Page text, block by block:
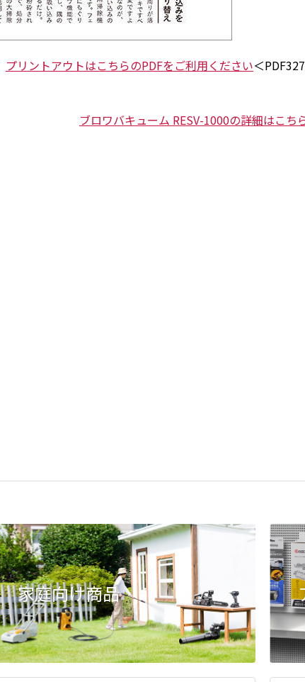
プリントアウトはこちらのPDFをご利用ください＜
ブロワバキューム RESV-1000の詳細はこち
家庭向け商品